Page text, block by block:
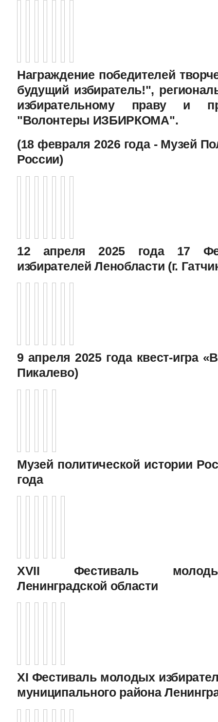
Награждение победителей
будущий избиратель!",
избирательному праву и
"Волонтеры ИЗБИРКОМА".
(18 февраля 2026 года - Музей
России)
12 апреля 2025 года 17
избирателей Ленобласти (г.
9 апреля 2025 года квест-игра
Пикалево)
Музей политической истории
года
XVII Фестиваль
Ленинградской области
XI Фестиваль молодых
муниципального района